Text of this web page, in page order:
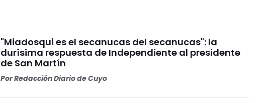
"Miadosqui es el secanucas del secanucas": la
durísima respuesta de Independiente al presidente
de San Martín
PorRedacción Diario de Cuyo